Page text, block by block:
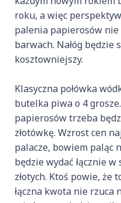
roku, a więc
palenia papierosów
barwach. Nałóg będzie
kosztowniejszy.
Klasyczna połówka
butelka piwa o 4
papierosów trzeba
złotówkę. Wzrost cen
palacze, bowiem paląc
będzie wydać łącznie w
złotych. Ktoś powie, że
łączna kwota nie rzuca